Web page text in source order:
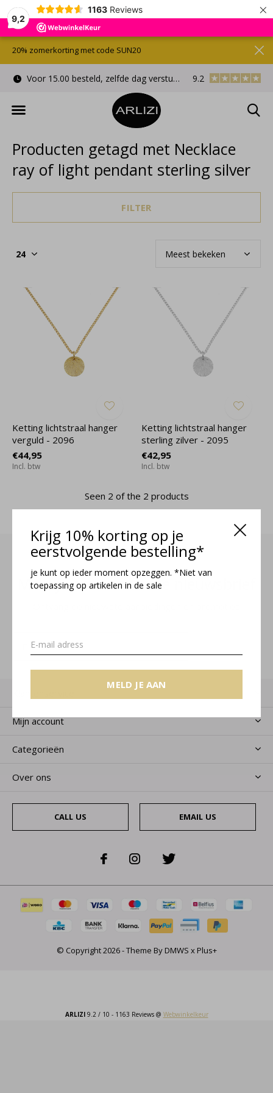
9,2
1163 Reviews ×
Krijg 10% korting op je
eerstvolgende bestelling*
je kunt op ieder moment opzeggen. *Niet van
toepassing op artikelen in de sale
MELD JE AAN
Voor 15.00 besteld, zelfde dag verstuurd Gratis
9.2
20% zomerkorting met code SUN20
Producten getagd met Necklace
ray of light pendant sterling silver
FILTER
Ketting lichtstraal hanger
verguld - 2096
€44,95
Incl. btw
Ketting lichtstraal hanger
sterling zilver - 2095
€42,95
Incl. btw
Seen 2 of the 2 products
Meld je aan voor onze nieuwsbrief
Mijn account
Categorieën
Over ons
CALL US EMAIL US
© Copyright2026- Theme ByDMWS x Plus+
ARLIZI9.2 / 10 - 1163 Reviews @ Webwinkelkeur